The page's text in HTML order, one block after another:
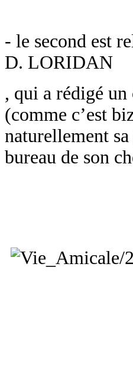
- le second est
D. LORIDAN
, qui a rédigé
(comme c’est
naturellement
bureau de son